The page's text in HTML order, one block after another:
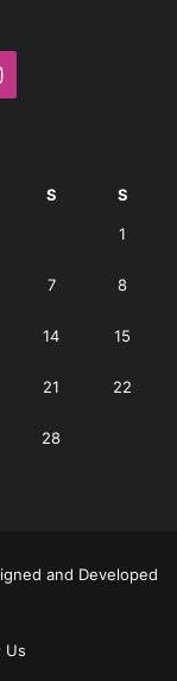
Instagram
S S
1
7 8
14 15
21 22
28
and Developed
Us